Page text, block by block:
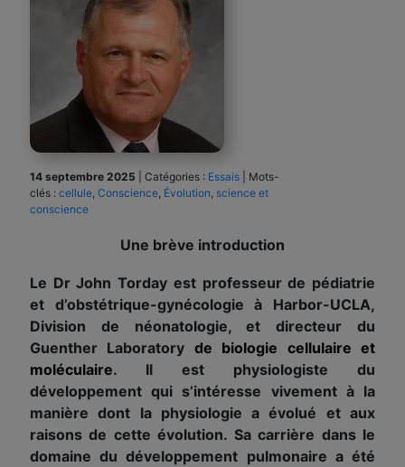
14 septembre 2025 Catégories : Essais
Mots-
clés : cellule Conscience Évolution science et
conscience
Une brève introduction
Le Dr John Torday est professeur de pédiatrie
et d’obstétrique-gynécologie à Harbor-UCLA,
Division de néonatologie, et directeur du
Guenther Laboratory de biologie cellulaire et
moléculaire. Il est physiologiste du
développement qui s’intéresse vivement à la
manière dont la physiologie a évolué et aux
raisons de cette évolution. Sa carrière dans le
domaine du développement pulmonaire a été